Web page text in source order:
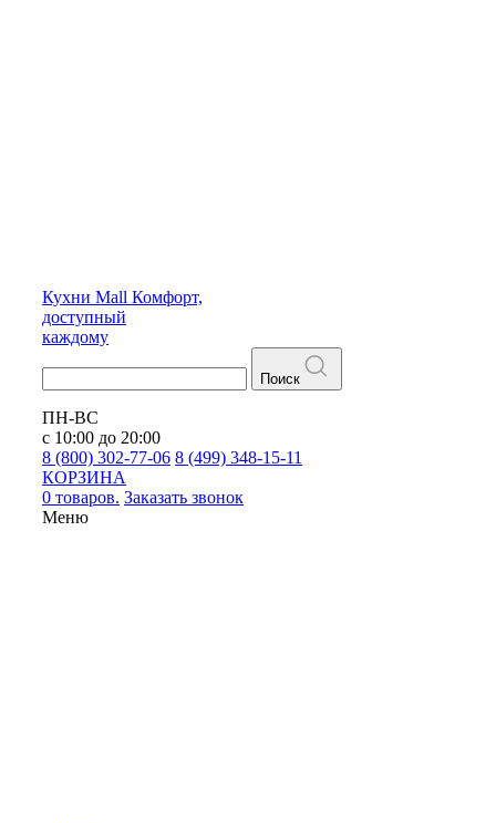
Кухни Mall Комфорт,
доступный
каждому
Поиск
ПН-ВС
с 10:00 до 20:00
8 (800) 302-77-06 8 (499) 348-15-11
КОРЗИНА
0 товаров. Заказать звонок
Меню